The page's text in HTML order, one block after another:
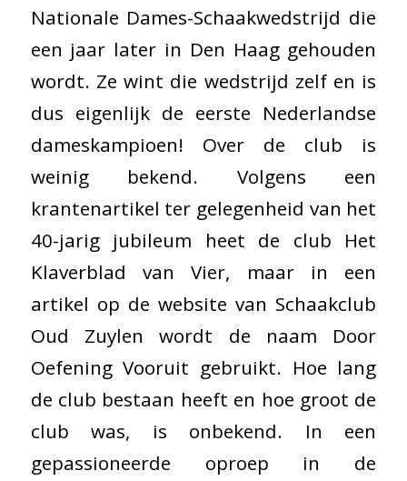
Nationale Dames-Schaakwedstrijd die
een jaar later in Den Haag gehouden
wordt. Ze wint die wedstrijd zelf en is
dus eigenlijk de eerste Nederlandse
dameskampioen! Over de club is
weinig bekend. Volgens een
krantenartikel ter gelegenheid van het
40-jarig jubileum heet de club Het
Klaverblad van Vier, maar in een
artikel op de website van Schaakclub
Oud Zuylen wordt de naam Door
Oefening Vooruit gebruikt. Hoe lang
de club bestaan heeft en hoe groot de
club was, is onbekend. In een
gepassioneerde oproep in de